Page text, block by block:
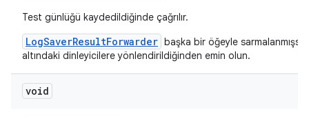
Test günlüğü kaydedildiğinde çağrılır.
LogSaverResultForwarder başka bir öğeyle
altındaki dinleyicilere yönlendirildiğinden emin olun.
void